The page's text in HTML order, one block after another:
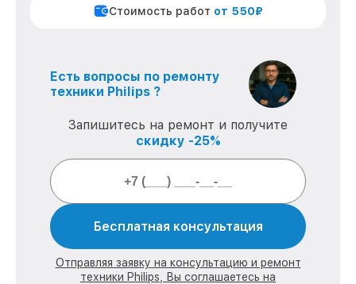
Стоимость работ от 550₽
Есть вопросы по ремонту
техники Philips ?
Запишитесь на ремонт и получите
скидку -25%
Бесплатная консультация
Отправляя заявку на консультацию и ремонт
техники Philips, Вы соглашаетесь на